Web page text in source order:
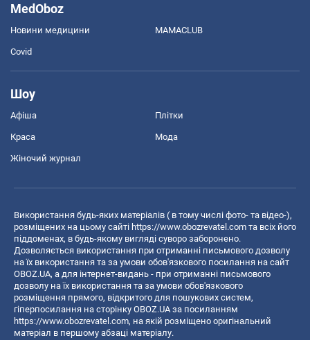
MedOboz
Новини медицини MAMACLUB
Covid
Шоу
Афіша Плітки
Краса Мода
Жіночий журнал
Використання будь-яких матеріалів ( в тому числі фото- та відео-),
розміщених на цьому сайті https://www.obozrevatel.com та всіх його
піддоменах, в будь-якому вигляді суворо заборонено.
Дозволяється використання при отриманні письмового дозволу
на їх використання та за умови обов'язкового посилання на сайт
OBOZ.UA, а для інтернет-видань - при отриманні письмового
дозволу на їх використання та за умови обов'язкового
розміщення прямого, відкритого для пошукових систем,
гіперпосилання на сторінку OBOZ.UA за посиланням
https://www.obozrevatel.com, на якій розміщено оригінальний
матеріал в першому абзаці матеріалу.